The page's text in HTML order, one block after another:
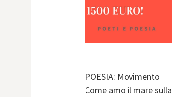
POESIA: Movimento
Come amo il mare